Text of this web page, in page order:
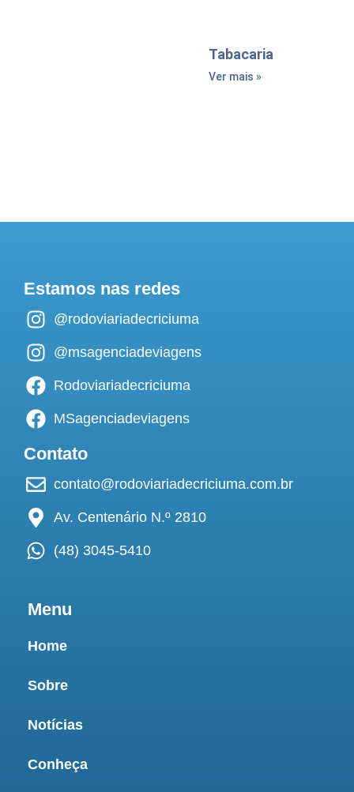
Tabacaria
Ver mais »
Estamos nas redes
@rodoviariadecriciuma
@msagenciadeviagens
Rodoviariadecriciuma
MSagenciadeviagens
Contato
contato@rodoviariadecriciuma.com.br
Av. Centenário N.º 2810
(48) 3045-5410
Menu
Home
Sobre
Notícias
Conheça